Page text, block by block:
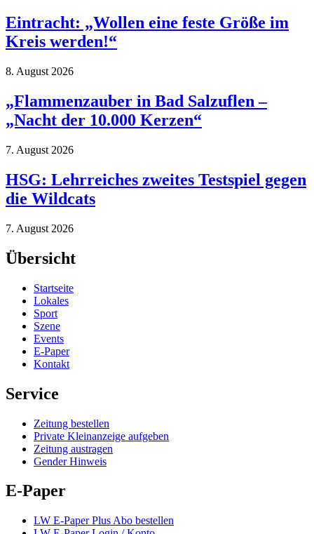
Eintracht: „Wollen eine feste Größe im
Kreis werden!“
8. August 2026
„Flammenzauber in Bad Salzuflen –
„Nacht der 10.000 Kerzen“
7. August 2026
HSG: Lehrreiches zweites Testspiel gegen
die Wildcats
7. August 2026
Übersicht
Startseite
Lokales
Sport
Szene
Events
E-Paper
Kontakt
Service
Zeitung bestellen
Private Kleinanzeige aufgeben
Zeitung austragen
Gender Hinweis
E-Paper
LW E-Paper Plus Abo bestellen